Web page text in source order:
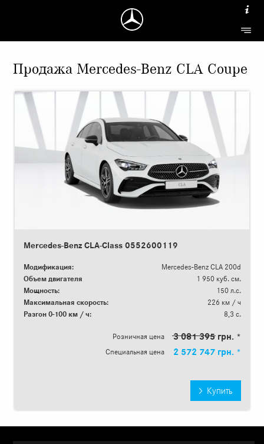
Продажа Mercedes-Benz CLA Coupe
Mercedes-Benz CLA-Class 0552600119
Модификация:
Mercedes-Benz CLA 200d
Объем двигателя
1 950 куб. см.
Мощность:
150 л.с.
Максимальная скорость:
226 км / ч
Разгон 0-100 км / ч:
8,3 с.
Розничная цена 3 081 395 грн. *
Специальная цена 2 572 747 грн. *
Купить